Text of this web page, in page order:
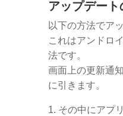
アップデー
以下の方法でア
これはアンドロ
法です。
画面上の更新通
に引きます。
その中にアプ